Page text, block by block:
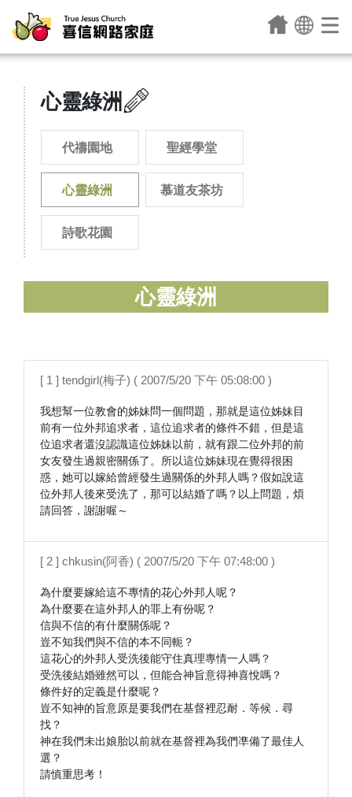
心靈綠洲
代禱園地 聖經學堂
心靈綠洲 慕道友茶坊
詩歌花園
心靈綠洲
[ 1 ] tendgirl(梅子) ( 2007/5/20 下午 05:08:00 )
我想幫一位教會的姊妹問一個問題，那就是這位姊妹目
前有一位外邦追求者，這位追求者的條件不錯，但是這
位追求者還沒認識這位姊妹以前，就有跟二位外邦的前
女友發生過親密關係了。所以這位姊妹現在覺得很困
惑，她可以嫁給曾經發生過關係的外邦人嗎？假如說這
位外邦人後來受洗了，那可以結婚了嗎？以上問題，煩
請回答，謝謝喔～
[ 2 ] chkusin(阿香) ( 2007/5/20 下午 07:48:00 )
為什麼要嫁給這不專情的花心外邦人呢？
為什麼要在這外邦人的罪上有份呢？
信與不信的有什麼關係呢？
豈不知我們與不信的本不同軛？
這花心的外邦人受洗後能守住真理專情一人嗎？
受洗後結婚雖然可以，但能合神旨意得神喜悅嗎？
條件好的定義是什麼呢？
豈不知神的旨意原是要我們在基督裡忍耐．等候．尋
找？
神在我們未出娘胎以前就在基督裡為我們凖備了最佳人
選？
請慎重思考！